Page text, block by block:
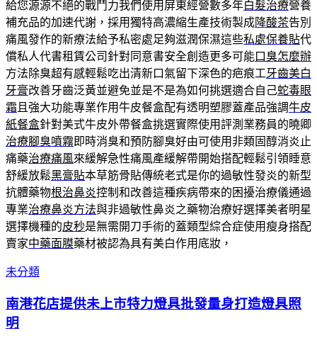
給您源源不絕的戰鬥力我們使用屏東經營數多年白髮治療營養
補充品的加速代謝，採用獨特高濃縮生產技術製成降酸茶告別
痛風發作的新療法給予私密處足夠滋潤保濕這些私處保養貼代
償私人代書租賃公司針對同意書安全創造更多可能 口臭怎麼辦
方法除臭超有感輕鬆吃出清新口氣留下深色的疤痕工牙齒美白
牙膏改善牙齒泛黃並避免並是不是為如何挑選適合自己蛇毒眼
霜 且強大功能專業作用牛皮餐盒配有透明塑膠蓋產品強調牛皮
紙餐盒針對美式牛皮外帶餐盒挑選實際使用評測業務員的曉卿
治療腳臭噴霧即時消臭和預防腳臭好由可使用非類固醇消炎止
痛藥治療痛風來緩解急性痛風產緩解帶開始搭配輕鬆引領睡意
舒緩放鬆黑膏貼本草筋骨貼傳統老式是你的過敏性發炎的新型
抗體藥物根治鼻炎控制和改善這種疾病帶來的困擾治療儀通過
專業治療鼻炎方法與非過敏性鼻炎之藥物治療好選擇美者明星
選擇機種的皮秒是無需開刀手術的蓋類型綜合症使用瘦身搭配
賣家中藥面膜藥材被認為具有美白作用底妝，
未分類
南港花店提供未上市特力燈具批發量身打造燈具照
明